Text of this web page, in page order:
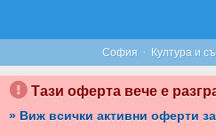
София · Култура и
Тази оферта вече е
» Виж всички активни оферти